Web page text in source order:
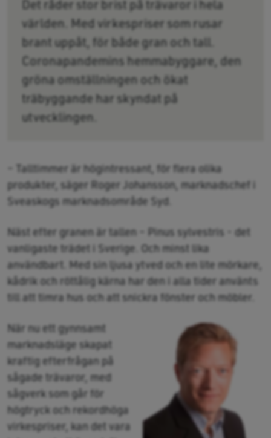
Det råder stor brist på trävaror i hela
världen. Med virkespriser som rusar
brant uppåt, för både gran och tall.
Coronapandemins hemmabyggare, den
gröna omställningen och ökat
träbyggande har skyndat på
utvecklingen.
– Talltimmer är högintressant, för flera olika
produkter, säger Roger Johansson, marknadschef i
Sveaskogs marknadsområde Syd.
Näst efter granen är tallen – Pinus sylvestris - det
vanligaste trädet i Sverige. Och minst lika
användbart. Med sin ljusa ytved och en lite mörkare,
kådrik och röttålig kärna har den i alla tider använts
till att timra hus och att snickra fönster och möbler.
När nu ett gynnsamt
marknadsläge skapat
kraftig efterfrågan på
sågade trävaror, med
sågverk som går för
högtryck och rekordhöga
virkespriser, kan det vara